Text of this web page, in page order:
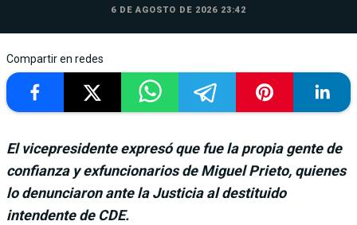
6 DE AGOSTO DE 2026 23:42
Compartir en redes
El vicepresidente expresó que fue la propia gente de
confianza y exfuncionarios de Miguel Prieto, quienes
lo denunciaron ante la Justicia al destituido
intendente de CDE.